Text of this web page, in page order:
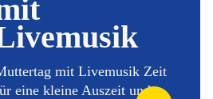
mit Livemusik Zeit
eine kleine Auszeit und